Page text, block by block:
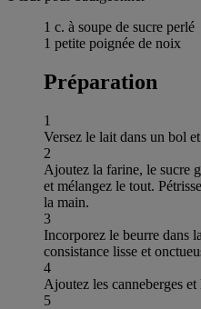
1 c. à soupe de sucre perlé
1 petite poignée de noix
Préparation
1
Versez le lait dans un bol
2
Ajoutez la farine, le sucre
et mélangez le tout.
la main.
3
Incorporez le beurre dans
consistance lisse et
4
Ajoutez les canneberges
5